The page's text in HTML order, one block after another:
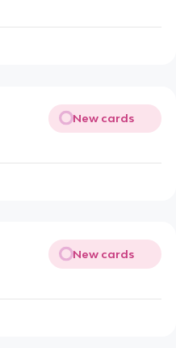
New cards
New cards